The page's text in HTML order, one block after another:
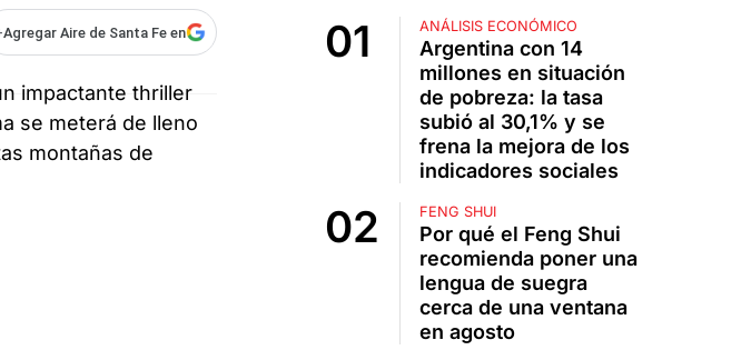
Agregar Aire de Santa Fe en
impactante thriller
se meterá de lleno
montañas de
ANÁLISIS ECONÓMICO
Argentina con 14
millones en situación
de pobreza: la tasa
subió al 30,1% y se
frena la mejora de los
indicadores sociales
FENG SHUI
Por qué el Feng Shui
recomienda poner una
lengua de suegra
cerca de una ventana
en agosto